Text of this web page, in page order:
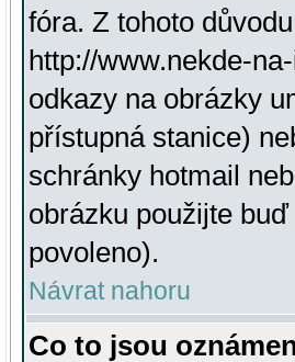
fóra. Z tohoto
http://www.nekde-
odkazy na obrázky
přístupná stanice)
schránky hotmail
obrázku použijte
povoleno).
Návrat nahoru
Co to jsou